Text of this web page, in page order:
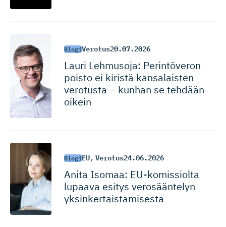
BlogiVerotus20.07.2026
Lauri Lehmusoja: Perintöveron
poisto ei kiristä kansalaisten
verotusta – kunhan se tehdään
oikein
BlogiEU, Verotus24.06.2026
Anita Isomaa: EU-komissiolta
lupaava esitys verosääntelyn
yksinkertais­ta­misesta